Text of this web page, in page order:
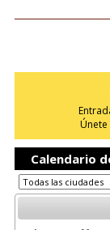
Únete
Calendario